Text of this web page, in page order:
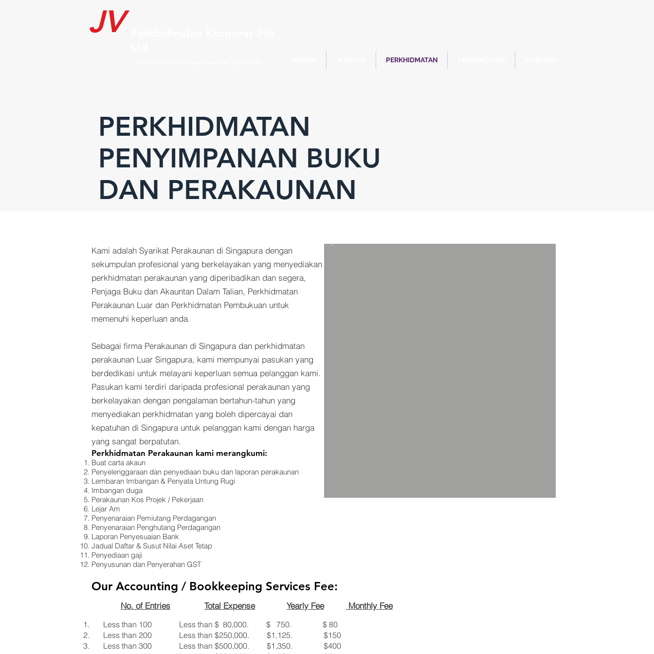
JV
PERKHIDMATAN
PERKHIDMATAN
PENYIMPANAN BUKU
DAN PERAKAUNAN
Kami adalah Syarikat Perakaunan di Singapura dengan
sekumpulan profesional yang berkelayakan yang menyediakan
perkhidmatan perakaunan yang diperibadikan dan segera,
Penjaga Buku dan Akauntan Dalam Talian, Perkhidmatan
Perakaunan Luar dan Perkhidmatan Pembukuan untuk
memenuhi keperluan anda.
Sebagai firma Perakaunan di Singapura dan perkhidmatan
perakaunan Luar Singapura, kami mempunyai pasukan yang
berdedikasi untuk melayani keperluan semua pelanggan kami.
Pasukan kami terdiri daripada profesional perakaunan yang
berkelayakan dengan pengalaman bertahun-tahun yang
menyediakan perkhidmatan yang boleh dipercayai dan
kepatuhan di Singapura untuk pelanggan kami dengan harga
yang sangat berpatutan.
Perkhidmatan Perakaunan kami merangkumi:
Buat carta akaun
Penyelenggaraan dan penyediaan buku dan laporan perakaunan
Lembaran Imbangan & Penyata Untung Rugi
Imbangan duga
Perakaunan Kos Projek / Pekerjaan
Lejar Am
Penyenaraian Pemiutang Perdagangan
Penyenaraian Penghutang Perdagangan
Laporan Penyesuaian Bank
Jadual Daftar & Susut Nilai Aset Tetap
Penyediaan gaji
Penyusunan dan Penyerahan GST
Our Accounting / Bookkeeping Services Fee:
No. of Entries Total Expense Yearly Fee Monthly Fee
Less than 100 Less than $ 80,000. $ 750. $ 80
Less than 200 Less than $250,000. $1,125. $150
Less than 300 Less than $500,000. $1,350. $400